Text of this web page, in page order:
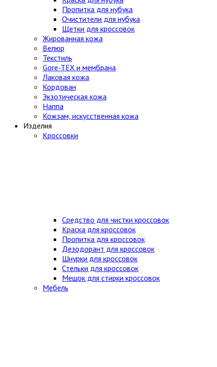
Пропитка для нубука
Очистители для нубука
Щетки для кроссовок
Жированная кожа
Велюр
Текстиль
Gore-TEX и мембрана
Лаковая кожа
Кордован
Экзотическая кожа
Наппа
Кожзам, искусственная кожа
Изделия
Кроссовки
Средство для чистки кроссовок
Краска для кроссовок
Пропитка для кроссовок
Дезодорант для кроссовок
Шнурки для кроссовок
Стельки для кроссовок
Мешок для стирки кроссовок
Мебель